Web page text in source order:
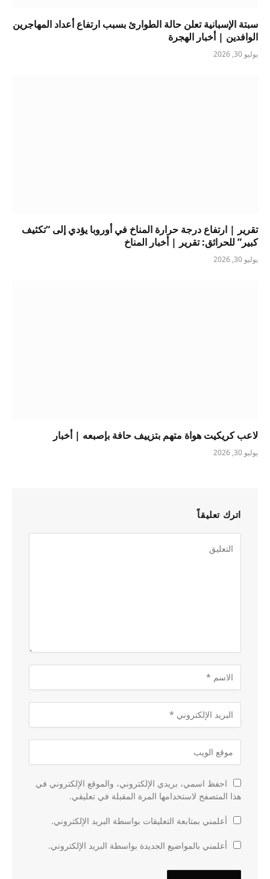
سبتة الإسبانية تعلن حالة الطوارئ بسبب ارتفاع أعداد المهاجرين
الوافدين | أخبار الهجرة
يوليو 30, 2026
تقرير | ارتفاع درجة حرارة المناخ في أوروبا يؤدي إلى “تكثيف
كبير” للحرائق: تقرير | أخبار المناخ
يوليو 30, 2026
لاعب كريكيت هواة متهم بتزييف حافة بإصبعه | أخبار
يوليو 30, 2026
اترك تعليقاً
احفظ اسمي، بريدي الإلكتروني، والموقع الإلكتروني في
هذا المتصفح لاستخدامها المرة المقبلة في تعليقي.
أعلمني بمتابعة التعليقات بواسطة البريد الإلكتروني.
أعلمني بالمواضيع الجديدة بواسطة البريد الإلكتروني.